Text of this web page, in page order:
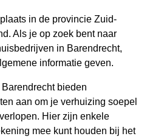
in de provincie Zuid-
Als je op zoek bent naar
in Barendrecht,
informatie geven.
bieden
aan om je verhuizing soepel
Hier zijn enkele
mee kunt houden bij het